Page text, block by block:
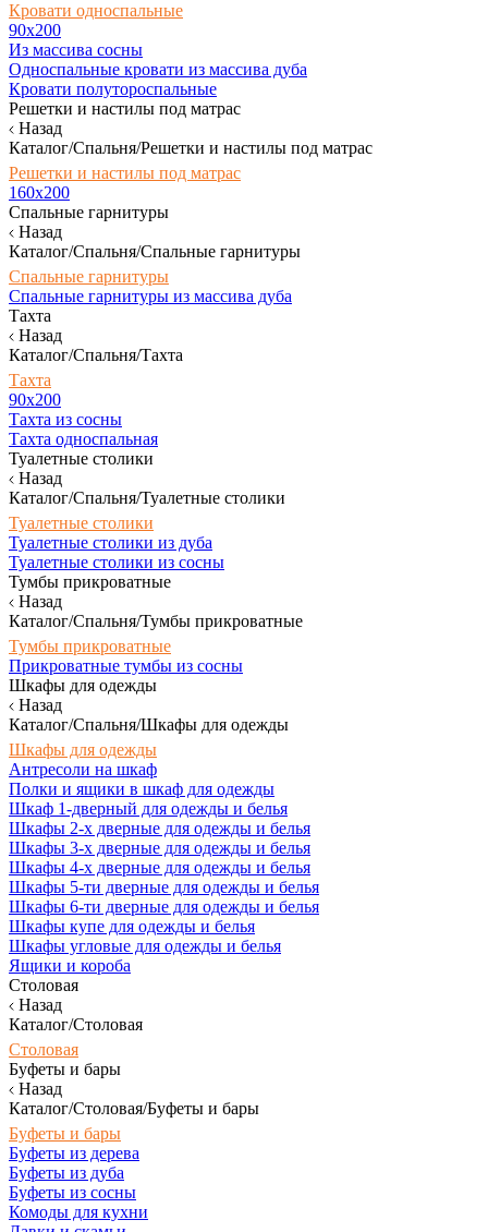
Кровати односпальные
90х200
Из массива сосны
Односпальные кровати из массива дуба
Кровати полутороспальные
Решетки и настилы под матрас
Назад
Каталог/Спальня/Решетки и настилы под матрас
Решетки и настилы под матрас
160х200
Спальные гарнитуры
Назад
Каталог/Спальня/Спальные гарнитуры
Спальные гарнитуры
Спальные гарнитуры из массива дуба
Тахта
Назад
Каталог/Спальня/Тахта
Тахта
90х200
Тахта из сосны
Тахта односпальная
Туалетные столики
Назад
Каталог/Спальня/Туалетные столики
Туалетные столики
Туалетные столики из дуба
Туалетные столики из сосны
Тумбы прикроватные
Назад
Каталог/Спальня/Тумбы прикроватные
Тумбы прикроватные
Прикроватные тумбы из сосны
Шкафы для одежды
Назад
Каталог/Спальня/Шкафы для одежды
Шкафы для одежды
Антресоли на шкаф
Полки и ящики в шкаф для одежды
Шкаф 1-дверный для одежды и белья
Шкафы 2-х дверные для одежды и белья
Шкафы 3-х дверные для одежды и белья
Шкафы 4-х дверные для одежды и белья
Шкафы 5-ти дверные для одежды и белья
Шкафы 6-ти дверные для одежды и белья
Шкафы купе для одежды и белья
Шкафы угловые для одежды и белья
Ящики и короба
Столовая
Назад
Каталог/Столовая
Столовая
Буфеты и бары
Назад
Каталог/Столовая/Буфеты и бары
Буфеты и бары
Буфеты из дерева
Буфеты из дуба
Буфеты из сосны
Комоды для кухни